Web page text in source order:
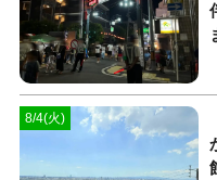
8/4(火)